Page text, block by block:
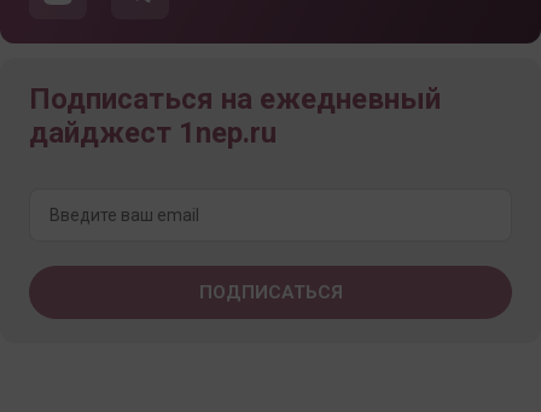
Подписаться на ежедневный
дайджест 1nep.ru